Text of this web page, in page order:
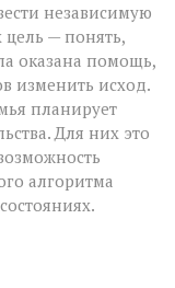
независимую
цель — понять,
оказана помощь,
изменить исход.
планирует
Для них это
алгоритма